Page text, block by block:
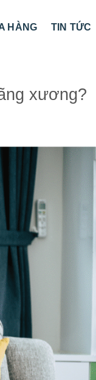
HÀNG TIN TỨC
xương?